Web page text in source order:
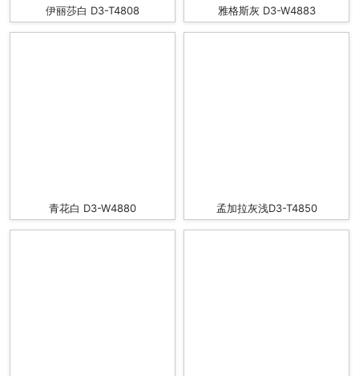
伊丽莎白 D3-T4808 雅格斯灰 D3-W4883
青花白 D3-W4880 孟加拉灰浅D3-T4850